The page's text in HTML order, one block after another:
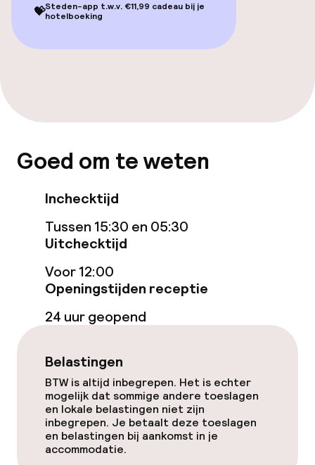
Voor toegankelijkheid
geoptimaliseerde kamers beschikbaar
geoptimaliseerde kamers beschikbaar
Kamers voor rokers beschikbaar
Entertainment
Betaalde wifi
Tuin
Eet- en drinkgelegenheden
Restaurant
Bar
💝Steden-app t.w.v. €11,99 cadeau bij je
hotelboeking
Goed om te weten
Inchecktijd
Tussen 15:30 en 05:30
Uitchecktijd
Voor 12:00
Openingstijden receptie
24 uur geopend
Belastingen
BTW is altijd inbegrepen. Het is echter
mogelijk dat sommige andere toeslagen
en lokale belastingen niet zijn
inbegrepen. Je betaalt deze toeslagen
en belastingen bij aankomst in je
accommodatie.